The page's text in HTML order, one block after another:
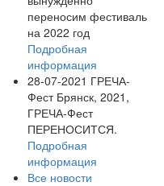
переносим фестиваль
на 2022 год
Подробная
информация
28-07-2021 ГРЕЧА-
Фест Брянск, 2021,
ГРЕЧА-Фест
ПЕРЕНОСИТСЯ.
Подробная
информация
Все новости